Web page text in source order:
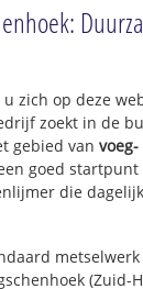
zich op deze
zoekt in de
gebied van
goed
die
(Zuid-